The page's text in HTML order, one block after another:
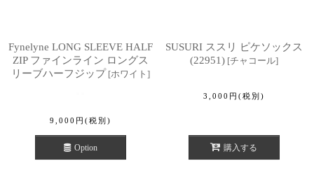
Fynelyne LONG SLEEVE HALF
ZIP ファインライン ロングス
リーブハーフジップ [ホワイト ]
9,000 円 (税別)
Option
SUSURI ススリ ピケソックス
(22951) [チャコール]
3,000 円 (税別)
購入する